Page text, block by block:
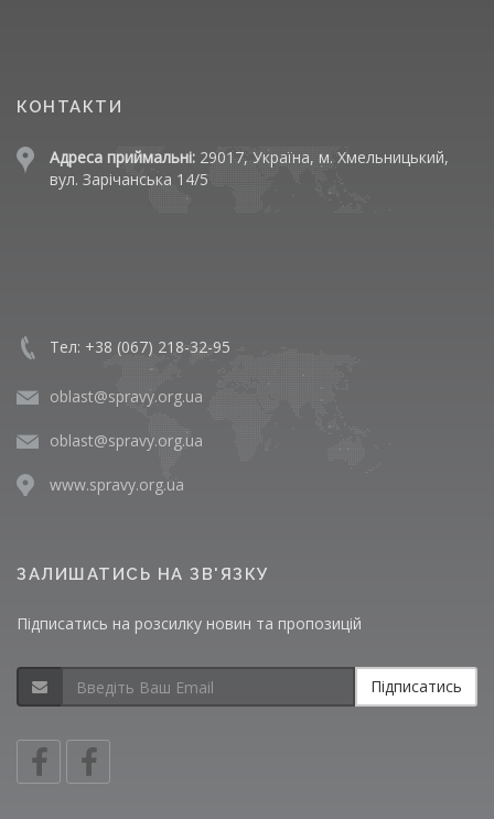
КОНТАКТИ
Адреса приймальні: 29017, Україна, м. Хмельницький,
вул. Зарічанська 14/5
Тел: +38 (067) 218-32-95
oblast@spravy.org.ua
oblast@spravy.org.ua
www.spravy.org.ua
ЗАЛИШАТИСЬ НА ЗВ'ЯЗКУ
Підписатись на розсилку новин та пропозицій
Підписатись